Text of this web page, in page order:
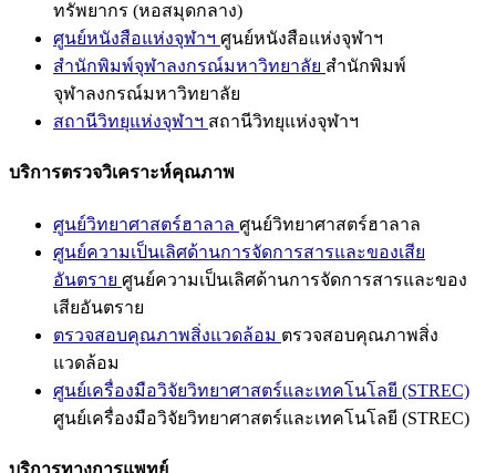
ทรัพยากร (หอสมุดกลาง)
ศูนย์หนังสือแห่งจุฬาฯ ศูนย์หนังสือแห่งจุฬาฯ
สำนักพิมพ์จุฬาลงกรณ์มหาวิทยาลัย สำนักพิมพ์
จุฬาลงกรณ์มหาวิทยาลัย
สถานีวิทยุแห่งจุฬาฯ สถานีวิทยุแห่งจุฬาฯ
บริการตรวจวิเคราะห์คุณภาพ
ศูนย์วิทยาศาสตร์ฮาลาล ศูนย์วิทยาศาสตร์ฮาลาล
ศูนย์ความเป็นเลิศด้านการจัดการสารและของเสีย
อันตราย ศูนย์ความเป็นเลิศด้านการจัดการสารและของ
เสียอันตราย
ตรวจสอบคุณภาพสิ่งแวดล้อม ตรวจสอบคุณภาพสิ่ง
แวดล้อม
ศูนย์เครื่องมือวิจัยวิทยาศาสตร์และเทคโนโลยี (STREC)
ศูนย์เครื่องมือวิจัยวิทยาศาสตร์และเทคโนโลยี (STREC)
บริการทางการแพทย์